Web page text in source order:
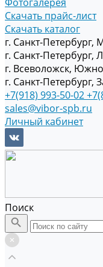
Скачать прайс-лист
Скачать каталог
г. Санкт-Петербург,
г. Санкт-Петербург,
г. Всеволожск,
г. Санкт-Петербург,
+7(918) 993-50-02
sales@vibor-spb.ru
Личный кабинет
Поиск